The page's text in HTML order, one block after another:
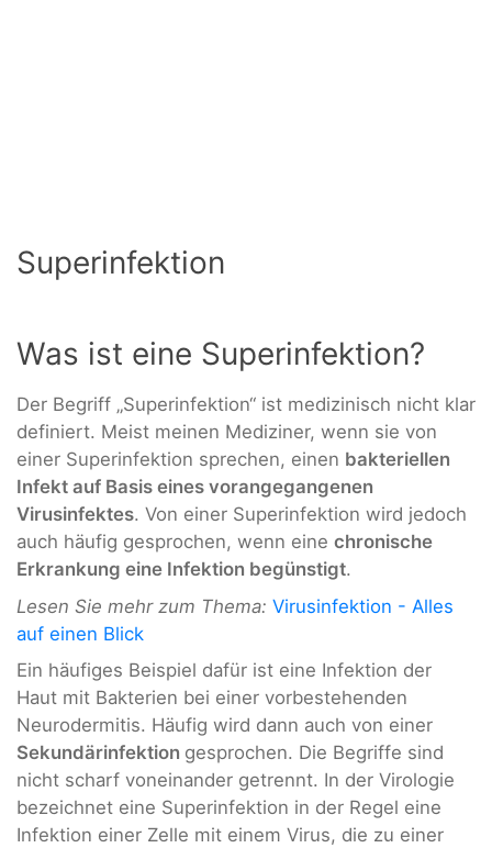
Superinfektion
Was ist eine Superinfektion?
Der Begriff „Superinfektion“ ist medizinisch nicht klar
definiert. Meist meinen Mediziner, wenn sie von
einer Superinfektion sprechen, einen bakteriellen
Infekt auf Basis eines vorangegangenen
Virusinfektes. Von einer Superinfektion wird jedoch
auch häufig gesprochen, wenn eine chronische
Erkrankung eine Infektion begünstigt.
Lesen Sie mehr zum Thema: Virusinfektion - Alles
auf einen Blick
Ein häufiges Beispiel dafür ist eine Infektion der
Haut mit Bakterien bei einer vorbestehenden
Neurodermitis. Häufig wird dann auch von einer
Sekundärinfektion gesprochen. Die Begriffe sind
nicht scharf voneinander getrennt. In der Virologie
bezeichnet eine Superinfektion in der Regel eine
Infektion einer Zelle mit einem Virus, die zu einer